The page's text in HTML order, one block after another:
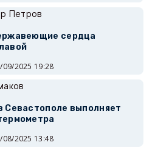
Петров
сердца
09/2025 19:28
Севастополе выполняет
08/2025 13:48